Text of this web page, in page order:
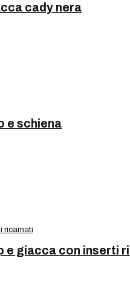
cady nera
e schiena
e giacca con inserti